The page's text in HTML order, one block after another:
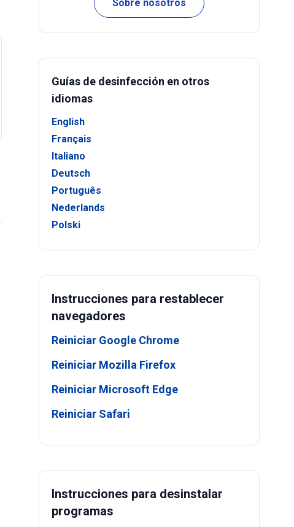
Sobre nosotros
Guías de desinfección en otros
idiomas
English
Français
Italiano
Deutsch
Português
Nederlands
Polski
Instrucciones para restablecer
navegadores
Reiniciar Google Chrome
Reiniciar Mozilla Firefox
Reiniciar Microsoft Edge
Reiniciar Safari
Instrucciones para desinstalar
programas